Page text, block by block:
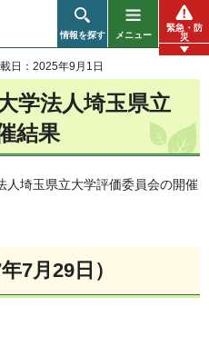
情報を探す メニュー
緊急・防
災
日：2025年9月1日
学法人埼玉県立
結果
人埼玉県立大学評価委員会の開催
7月29日）